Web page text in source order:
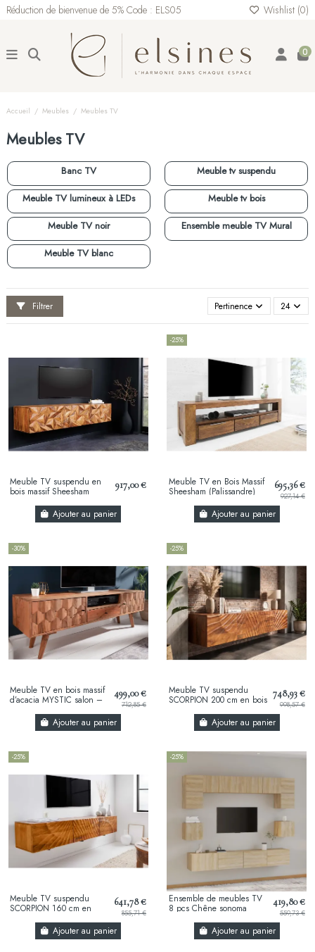
Réduction de bienvenue de 5% Code : ELS05 Wishlist (0)
0
Accueil Meubles Meubles TV
Meubles TV
Banc TV Meuble tv suspendu
Meuble TV lumineux à LEDs Meuble tv bois
Meuble TV noir Ensemble meuble TV Mural
Meuble TV blanc
Filtrer Pertinence 24
Meuble TV suspendu en
bois massif Sheesham
design 3D artisanal &...
917,00 €
Ajouter au panier
-25%
Meuble TV en Bois Massif
Sheesham (Palissandre)
Niche, Coloris...
695,36 €
927,14 €
Ajouter au panier
-30%
Meuble TV en bois massif
d’acacia MYSTIC salon –
499,00 €
712,85 €
Ajouter au panier
-25%
Meuble TV suspendu
SCORPION 200 cm en bois
– Design artisanal...
748,93 €
998,57 €
Ajouter au panier
-25%
Meuble TV suspendu
SCORPION 160 cm en
brun – Design artisanal...
641,78 €
855,71 €
Ajouter au panier
-25%
Ensemble de meubles TV
8 pcs Chêne sonoma
419,80 €
559,73 €
Ajouter au panier